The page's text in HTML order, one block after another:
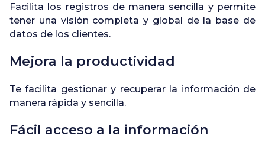
Facilita los registros de manera sencilla y permite
tener una visión completa y global de la base de
datos de los clientes.
Mejora la productividad
Te facilita gestionar y recuperar la información de
manera rápida y sencilla.
Fácil acceso a la información